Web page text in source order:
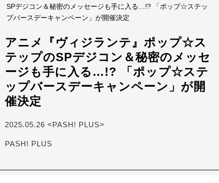
SPデジコン＆秘密のメッセージも手に入る…!? 「ポップ☆ステッ
プバースデーキャンペーン」が開催決定
アニメ『ヴィジランテ』ポップ☆ス
テップのSPデジコン＆秘密のメッセ
ージも手に入る…!? 「ポップ☆ステ
ップバースデーキャンペーン」が開
催決定
2025.05.26 <PASH! PLUS>
PASH! PLUS